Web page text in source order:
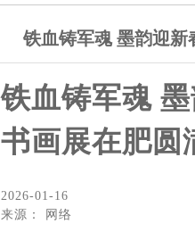
铁血铸军魂 墨韵迎
铁血铸军魂
书画展在肥圆
2026-01-16
来源： 网络